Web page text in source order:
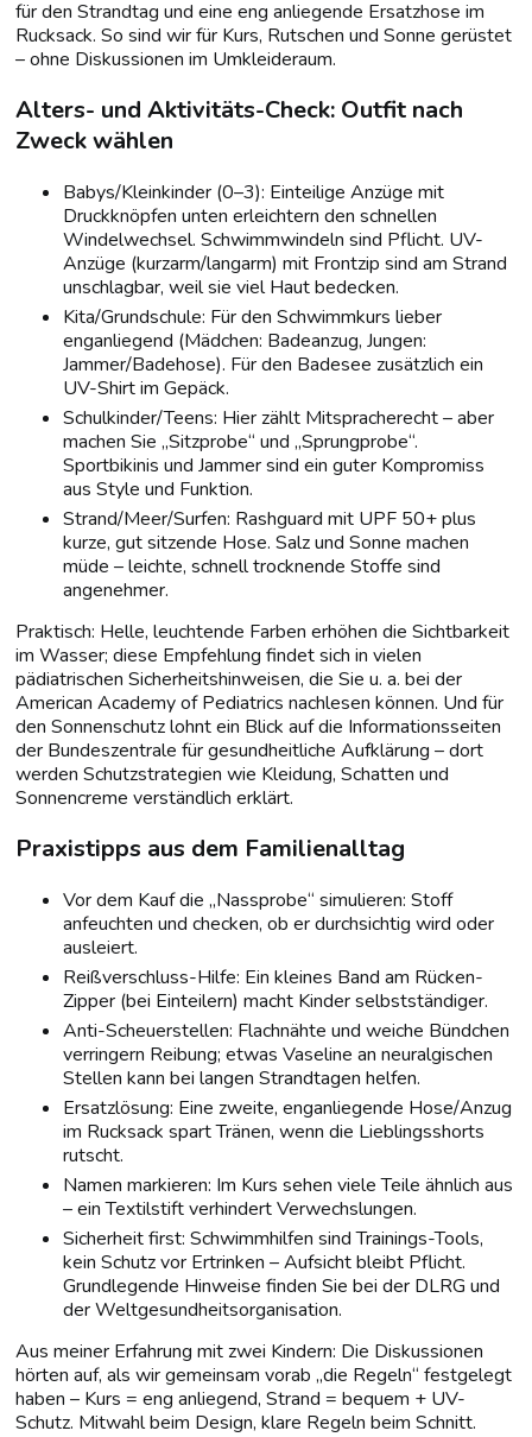
für den Strandtag und eine eng anliegende Ersatzhose im
Rucksack. So sind wir für Kurs, Rutschen und Sonne gerüstet
– ohne Diskussionen im Umkleideraum.
Alters- und Aktivitäts-Check: Outfit nach
Zweck wählen
Babys/Kleinkinder (0–3): Einteilige Anzüge mit
Druckknöpfen unten erleichtern den schnellen
Windelwechsel. Schwimmwindeln sind Pflicht. UV-
Anzüge (kurzarm/langarm) mit Frontzip sind am Strand
unschlagbar, weil sie viel Haut bedecken.
Kita/Grundschule: Für den Schwimmkurs lieber
enganliegend (Mädchen: Badeanzug, Jungen:
Jammer/Badehose). Für den Badesee zusätzlich ein
UV-Shirt im Gepäck.
Schulkinder/Teens: Hier zählt Mitspracherecht – aber
machen Sie „Sitzprobe“ und „Sprungprobe“.
Sportbikinis und Jammer sind ein guter Kompromiss
aus Style und Funktion.
Strand/Meer/Surfen: Rashguard mit UPF 50+ plus
kurze, gut sitzende Hose. Salz und Sonne machen
müde – leichte, schnell trocknende Stoffe sind
angenehmer.
Praktisch: Helle, leuchtende Farben erhöhen die Sichtbarkeit
im Wasser; diese Empfehlung findet sich in vielen
pädiatrischen Sicherheitshinweisen, die Sie u. a. bei der
American Academy of Pediatrics nachlesen können. Und für
den Sonnenschutz lohnt ein Blick auf die Informationsseiten
der Bundeszentrale für gesundheitliche Aufklärung – dort
werden Schutzstrategien wie Kleidung, Schatten und
Sonnencreme verständlich erklärt.
Praxistipps aus dem Familienalltag
Vor dem Kauf die „Nassprobe“ simulieren: Stoff
anfeuchten und checken, ob er durchsichtig wird oder
ausleiert.
Reißverschluss-Hilfe: Ein kleines Band am Rücken-
Zipper (bei Einteilern) macht Kinder selbstständiger.
Anti-Scheuerstellen: Flachnähte und weiche Bündchen
verringern Reibung; etwas Vaseline an neuralgischen
Stellen kann bei langen Strandtagen helfen.
Ersatzlösung: Eine zweite, enganliegende Hose/Anzug
im Rucksack spart Tränen, wenn die Lieblingsshorts
rutscht.
Namen markieren: Im Kurs sehen viele Teile ähnlich aus
– ein Textilstift verhindert Verwechslungen.
Sicherheit first: Schwimmhilfen sind Trainings-Tools,
kein Schutz vor Ertrinken – Aufsicht bleibt Pflicht.
Grundlegende Hinweise finden Sie bei der DLRG und
der Weltgesundheitsorganisation.
Aus meiner Erfahrung mit zwei Kindern: Die Diskussionen
hörten auf, als wir gemeinsam vorab „die Regeln“ festgelegt
haben – Kurs = eng anliegend, Strand = bequem + UV-
Schutz. Mitwahl beim Design, klare Regeln beim Schnitt.